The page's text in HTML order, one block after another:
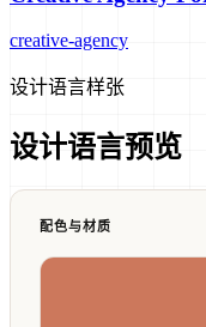
creative-agency
设计语言样张
设计语言预览
配色与材质